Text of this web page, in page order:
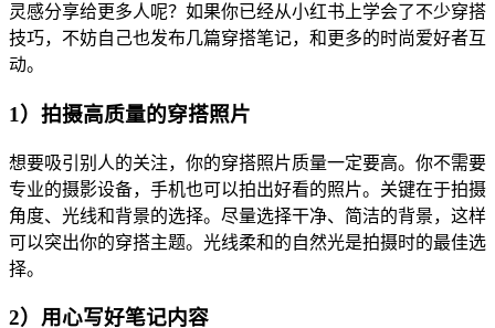
灵感分享给更多人呢？如果你已经从小红书上学会了不少穿搭
技巧，不妨自己也发布几篇穿搭笔记，和更多的时尚爱好者互
动。
1）拍摄高质量的穿搭照片
想要吸引别人的关注，你的穿搭照片质量一定要高。你不需要
专业的摄影设备，手机也可以拍出好看的照片。关键在于拍摄
角度、光线和背景的选择。尽量选择干净、简洁的背景，这样
可以突出你的穿搭主题。光线柔和的自然光是拍摄时的最佳选
择。
2）用心写好笔记内容